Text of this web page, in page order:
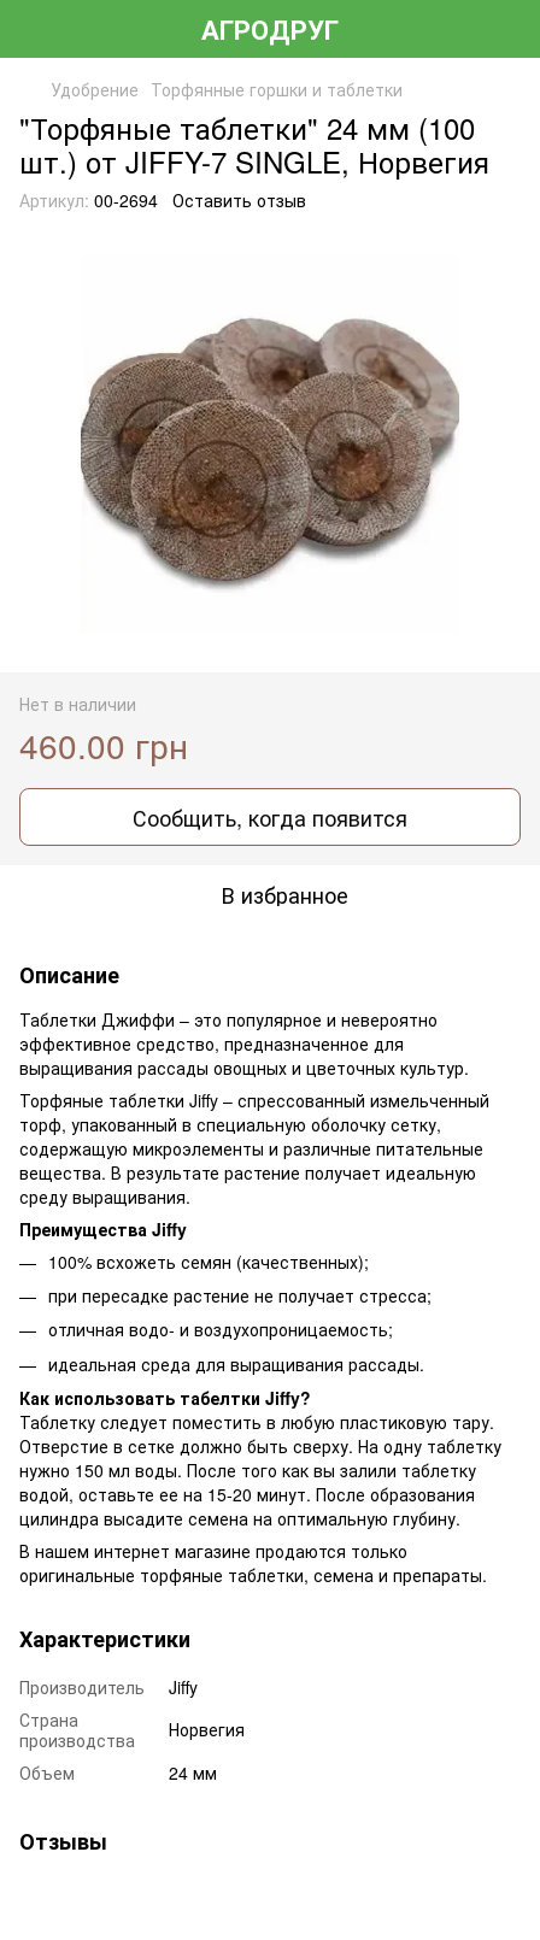
АГРОДРУГ
Удобрение Торфянные горшки и таблетки
"Торфяные таблетки" 24 мм (100
шт.) от JIFFY-7 SINGLE, Норвегия
Артикул: 00-2694 Оставить отзыв
Нет в наличии
460.00 грн
Сообщить, когда появится
В избранное
Описание
Таблетки Джиффи – это популярное и невероятно
эффективное средство, предназначенное для
выращивания рассады овощных и цветочных культур.
Торфяные таблетки Jiffy – спрессованный измельченный
торф, упакованный в специальную оболочку сетку,
содержащую микроэлементы и различные питательные
вещества. В результате растение получает идеальную
среду выращивания.
Преимущества Jiffy
100% всхожеть семян (качественных);
при пересадке растение не получает стресса;
отличная водо- и воздухопроницаемость;
идеальная среда для выращивания рассады.
Как использовать табелтки Jiffy?
Таблетку следует поместить в любую пластиковую тару.
Отверстие в сетке должно быть сверху. На одну таблетку
нужно 150 мл воды. После того как вы залили таблетку
водой, оставьте ее на 15-20 минут. После образования
цилиндра высадите семена на оптимальную глубину.
В нашем интернет магазине продаются только
оригинальные торфяные таблетки, семена и препараты.
Характеристики
Производитель
Jiffy
Страна
производства
Норвегия
Объем
24 мм
Отзывы